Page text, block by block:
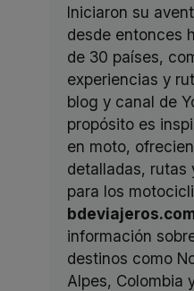
Iniciaron su
desde entonces
de 30 países,
experiencias y
blog y canal de
propósito es
en moto,
detalladas, rutas
para los
información
destinos como
Alpes, Colombia